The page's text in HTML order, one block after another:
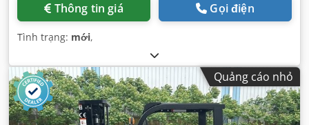
Thông tin giá Gọi điện
Tình trạng: mới,
Quảng cáo nhỏ